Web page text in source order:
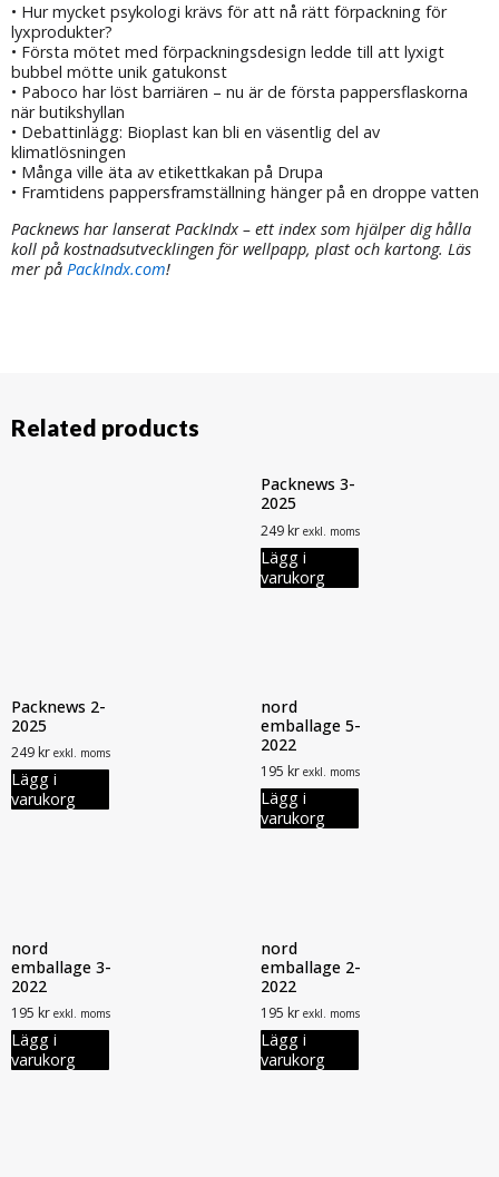
• Hur mycket psykologi krävs för att nå rätt förpackning för
lyxprodukter?
• Första mötet med förpackningsdesign ledde till att lyxigt
bubbel mötte unik gatukonst
• Paboco har löst barriären – nu är de första pappersflaskorna
när butikshyllan
• Debattinlägg: Bioplast kan bli en väsentlig del av
klimatlösningen
• Många ville äta av etikettkakan på Drupa
• Framtidens pappers­framställning hänger på en droppe vatten
Packnews har lanserat PackIndx – ett index som hjälper dig hålla
koll på kostnadsutvecklingen för wellpapp, plast och kartong. Läs
mer på PackIndx.com!
Related products
Packnews 3-
2025
249kr exkl. moms
Lägg i
varukorg
Packnews 2-
2025
249kr exkl. moms
Lägg i
varukorg
nord
emballage 5-
2022
195 kr exkl. moms
Lägg i
varukorg
nord
emballage 3-
2022
195 kr exkl. moms
Lägg i
varukorg
nord
emballage 2-
2022
195 kr exkl. moms
Lägg i
varukorg